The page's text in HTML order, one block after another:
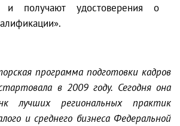
и получают удостоверения о
программа подготовки кадров
в 2009 году. Сегодня она
лучших региональных практик
и среднего бизнеса Федеральной